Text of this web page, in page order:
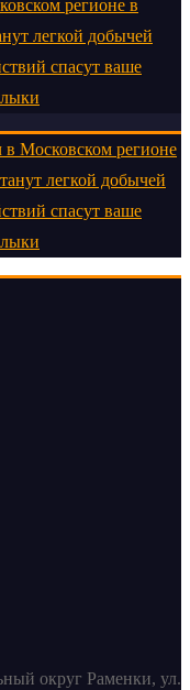
регионе в
легкой добычей
спасут ваше
в Московском регионе
легкой добычей
спасут ваше
округ Раменки, ул.